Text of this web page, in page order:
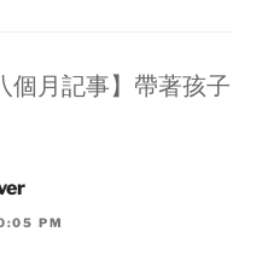
個月記事】帶著孩子
PM